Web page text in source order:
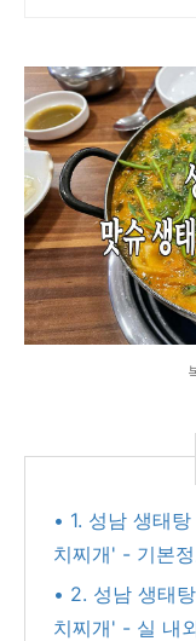
• 1. 성남 생태
치찌개' - 기본
• 2. 성남 생태
치찌개' - 실 내